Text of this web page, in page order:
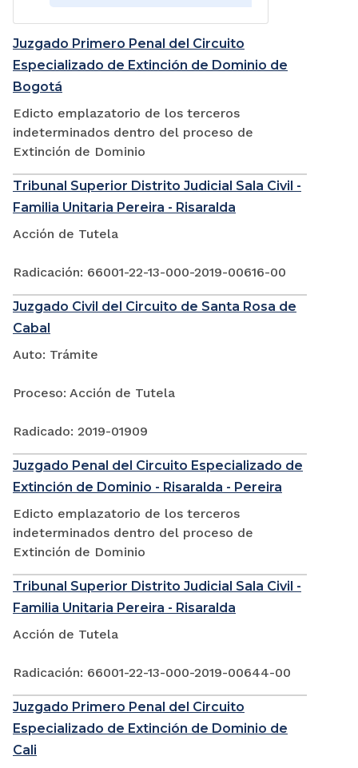
Juzgado Primero Penal del Circuito
Especializado de Extinción de Dominio de
Bogotá
Edicto emplazatorio de los terceros
indeterminados dentro del proceso de
Extinción de Dominio
Tribunal Superior Distrito Judicial Sala Civil -
Familia Unitaria Pereira - Risaralda
Acción de Tutela
Radicación: 66001-22-13-000-2019-00616-00
Juzgado Civil del Circuito de Santa Rosa de
Cabal
Auto: Trámite
Proceso: Acción de Tutela
Radicado: 2019-01909
Juzgado Penal del Circuito Especializado de
Extinción de Dominio - Risaralda - Pereira
Edicto emplazatorio de los terceros
indeterminados dentro del proceso de
Extinción de Dominio
Tribunal Superior Distrito Judicial Sala Civil -
Familia Unitaria Pereira - Risaralda
Acción de Tutela
Radicación: 66001-22-13-000-2019-00644-00
Juzgado Primero Penal del Circuito
Especializado de Extinción de Dominio de
Cali